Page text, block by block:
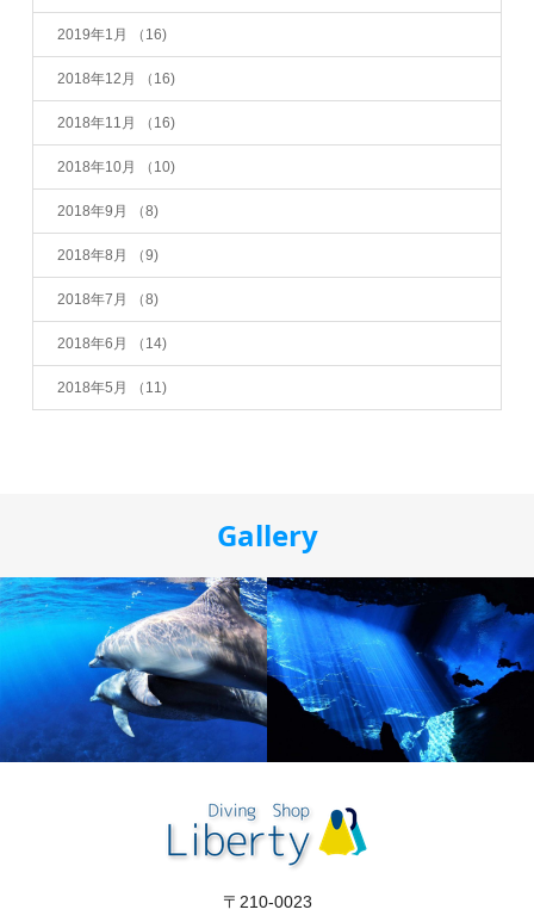
2019年1月 （16)
2018年12月 （16)
2018年11月 （16)
2018年10月 （10)
2018年9月 （8)
2018年8月 （9)
2018年7月 （8)
2018年6月 （14)
2018年5月 （11)
Gallery
〒210-0023